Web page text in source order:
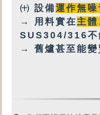
㈩ 設備運作無噪
→ 用料實在主
SUS304/316不
→ 舊爐甚至能變